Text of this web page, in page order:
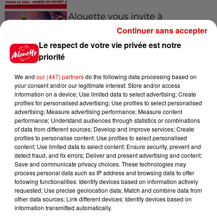
Alouette vous invite à
Futuroscope Xperiences !
Le Duel - Gagnez votre balade
en jet ski !
Podcasts Voir plus
Kelly Massol, figure
emblématique de
l'entrepreneuriat féminin
Le respect de votre vie privée est notre
priorité
We and our (447) partnersdo the following data processing based on
your consent and/or our legitimate interest: Store and/or access
information on a device; Use limited data to select advertising; Create
profiles for personalised advertising; Use profiles to select personalised
advertising; Measure advertising performance; Measure content
performance; Understand audiences through statistics or combinations
of data from different sources; Develop and improve services; Create
profiles to personalise content; Use profiles to select personalised
content; Use limited data to select content; Ensure security, prevent and
detect fraud, and fix errors; Deliver and present advertising and content;
Save and communicate privacy choices. These technologies may
process personal data such as IP address and browsing data to offer
following functionalities: Identify devices based on information actively
requested; Use precise geolocation data; Match and combine data from
other data sources; Link different devices; Identify devices based on
information transmitted automatically.
Continuer sans accepter